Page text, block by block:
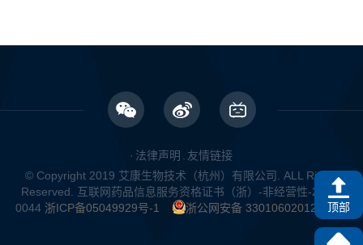
· 法律声明
友情链接
© Copyright 2019 艾康生物技术（杭州）有限公司. ALL Rights
Reserved. 互联网药品信息服务资格证书（浙）-非经营性-2022-
0044 浙ICP备05049929号-1 浙公网安备 33010602012424号
顶部